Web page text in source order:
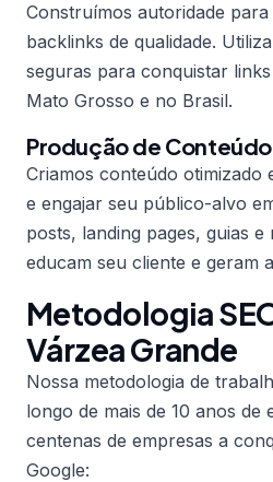
Construímos autoridade
backlinks de qualidade.
seguras para conquistar
Mato Grosso e no Brasil.
Produção de Conteúdo
Criamos conteúdo otimizado
e engajar seu público-alvo
posts, landing pages, guias e
educam seu cliente e geram
Metodologia
Várzea Grande
Nossa metodologia de
longo de mais de 10 anos de
centenas de empresas a
Google: